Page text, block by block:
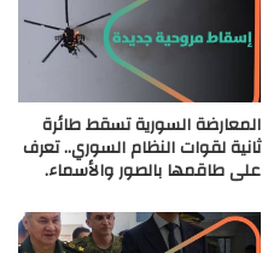
المعارضة السورية تسقط طائرة
ثانية لقوات النظام السوري.. تعرف
على طاقمها بالصور والأسماء.